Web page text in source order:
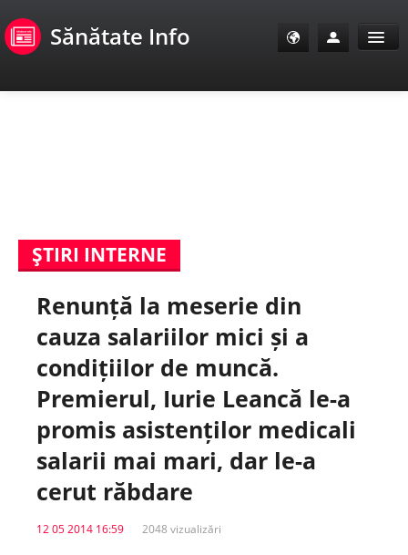
Sănătate Info
E-Sănătate Pacienți
E-Sănătate Medici
E-Sănătate Instituții
Tuberculoza Info
Spitale.MD
Centrul PAS
ŞTIRI INTERNE
Renunță la meserie din
cauza salariilor mici și a
condițiilor de muncă.
Premierul, Iurie Leancă le-a
promis asistenților medicali
salarii mai mari, dar le-a
cerut răbdare
12 05 2014 16:59 2048 vizualizări